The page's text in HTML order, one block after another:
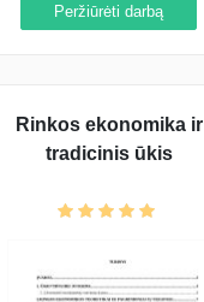
Peržiūrėti darbą
Rinkos ekonomika ir
tradicinis ūkis